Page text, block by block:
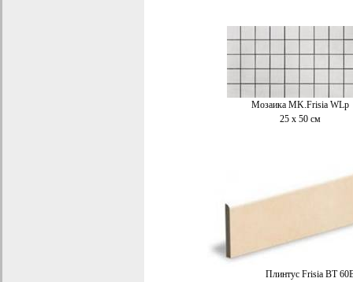
Мозаика MK.Frisia WLp
25 x 50 см
Плинтус Frisia BT